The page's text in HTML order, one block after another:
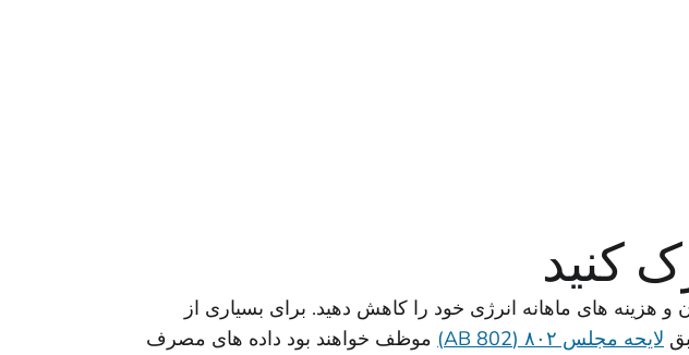
کنید
هزینه های ماهانه انرژی خود را کاهش دهید. برای بسیاری از
لایحه مجلس ۸۰۲ (AB 802)
موظف خواهند بود داده های مصرف